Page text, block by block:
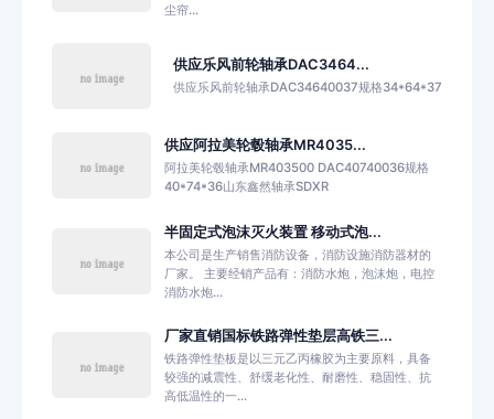
尘帘...
供应乐风前轮轴承DAC3464...
供应乐风前轮轴承DAC34640037规格34*64*37
供应阿拉美轮毂轴承MR4035...
阿拉美轮毂轴承MR403500 DAC40740036规格
40*74*36山东鑫然轴承SDXR
半固定式泡沫灭火装置 移动式泡...
本公司是生产销售消防设备，消防设施消防器材的
厂家。 主要经销产品有：消防水炮，泡沫炮，电控
消防水炮...
厂家直销国标铁路弹性垫层高铁三...
铁路弹性垫板是以三元乙丙橡胶为主要原料，具备
较强的减震性、舒缓老化性、耐磨性、稳固性、抗
高低温性的一...